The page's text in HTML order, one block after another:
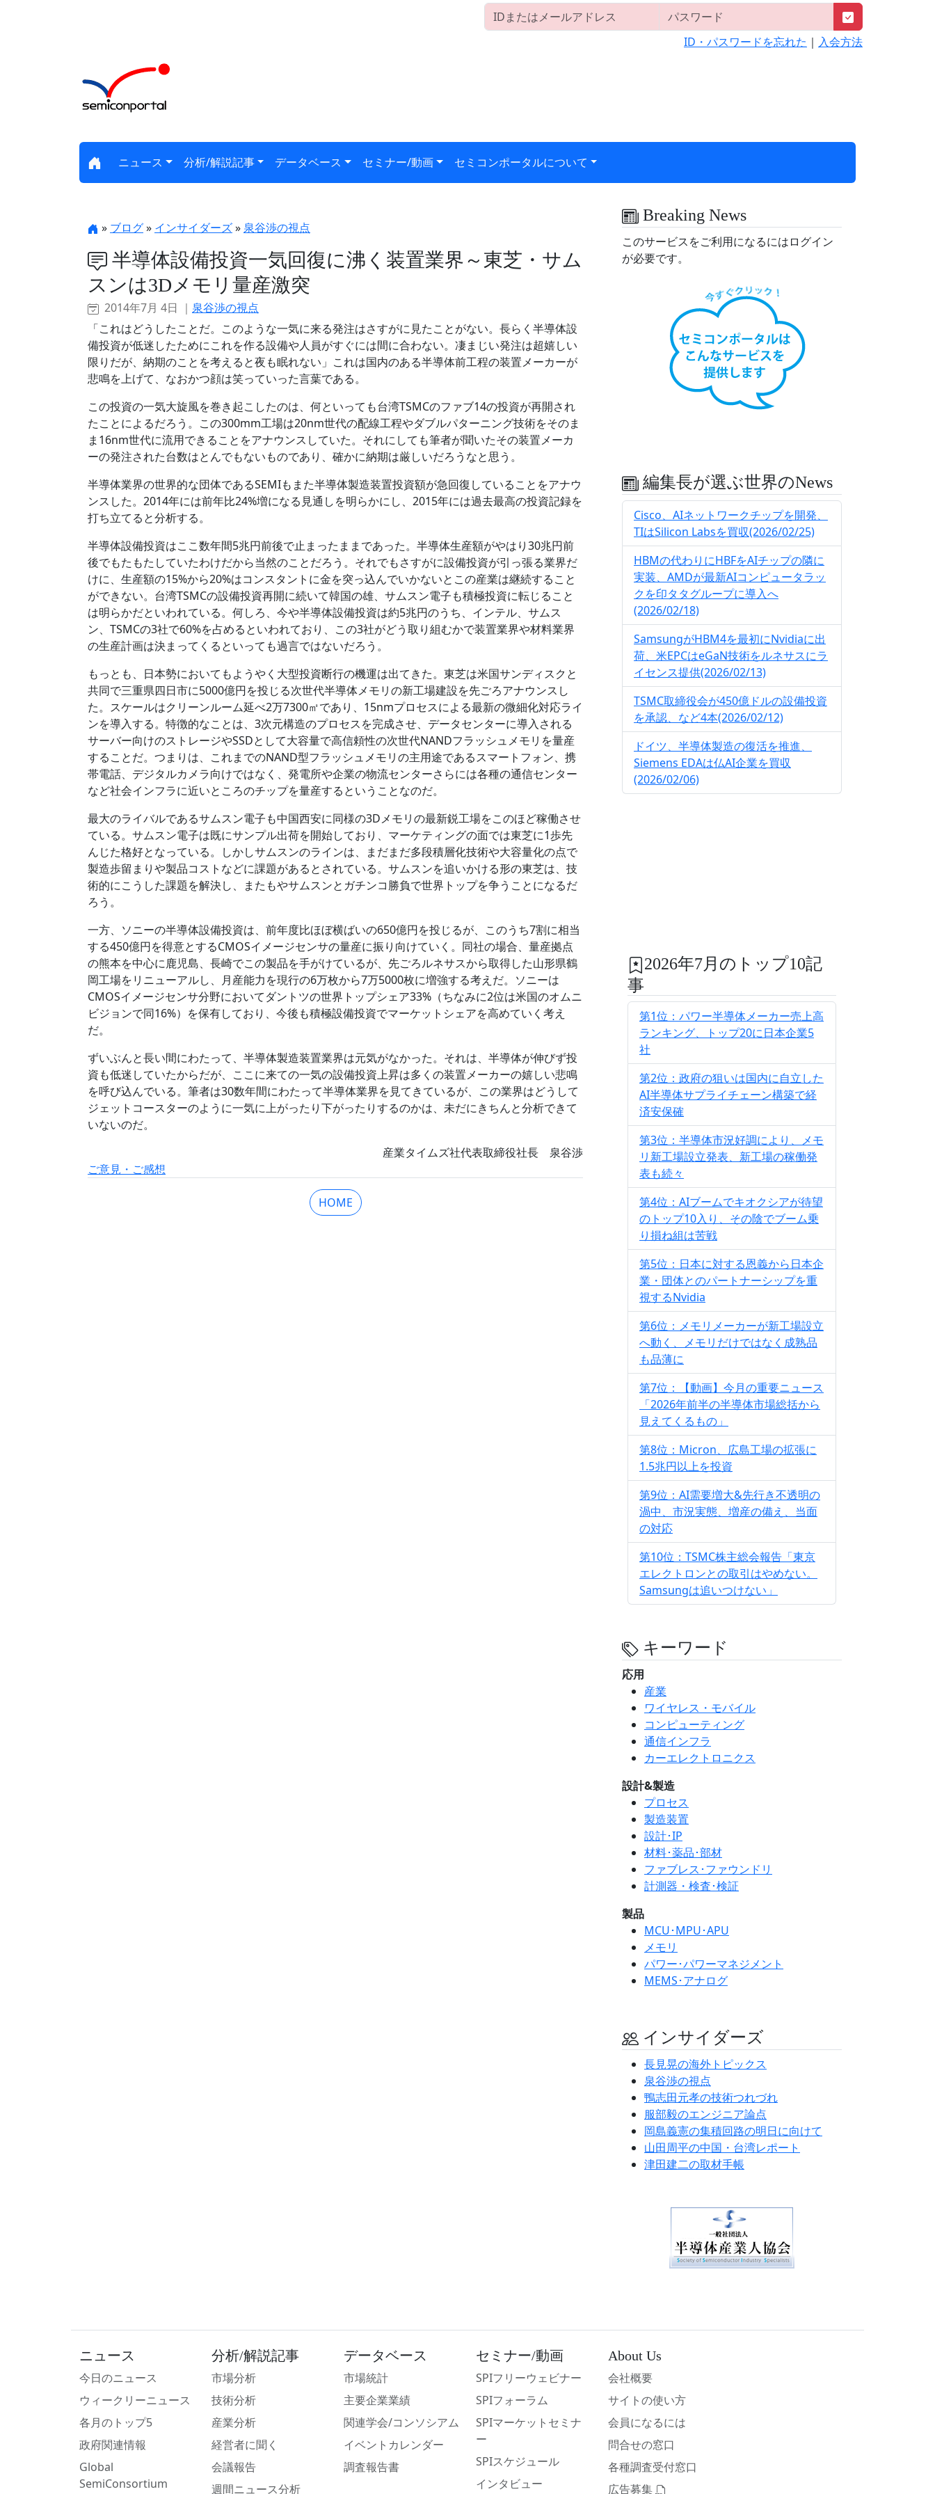
ID・パスワードを忘れた ｜ 入会方法
ニュース 分析/解説記事 データベース セミナー/動画 セミコンポータルについて
» ブログ» インサイダーズ» 泉谷渉の視点
半導体設備投資一気回復に沸く装置業界～東芝・サム
スンは3Dメモリ量産激突
2014年7月 4日 ｜ 泉谷渉の視点
「これはどうしたことだ。このような一気に来る発注はさすがに見たことがない。長らく半導体設
備投資が低迷したためにこれを作る設備や人員がすぐには間に合わない。凄まじい発注は超嬉しい
限りだが、納期のことを考えると夜も眠れない」これは国内のある半導体前工程の装置メーカーが
悲鳴を上げて、なおかつ顔は笑っていった言葉である。
この投資の一気大旋風を巻き起こしたのは、何といっても台湾TSMCのファブ14の投資が再開され
たことによるだろう。この300mm工場は20nm世代の配線工程やダブルパターニング技術をそのま
ま16nm世代に流用できることをアナウンスしていた。それにしても筆者が聞いたその装置メーカ
ーの発注された台数はとんでもないものであり、確かに納期は厳しいだろうなと思う。
半導体業界の世界的な団体であるSEMIもまた半導体製造装置投資額が急回復していることをアナウ
ンスした。2014年には前年比24%増になる見通しを明らかにし、2015年には過去最高の投資記録を
打ち立てると分析する。
半導体設備投資はここ数年間5兆円前後で止まったままであった。半導体生産額がやはり30兆円前
後でもたもたしていたわけだから当然のことだろう。それでもさすがに設備投資が引っ張る業界だ
けに、生産額の15%から20%はコンスタントに金を突っ込んでいかないとこの産業は継続すること
ができない。台湾TSMCの設備投資再開に続いて韓国の雄、サムスン電子も積極投資に転じること
は明らかだといわれている。何しろ、今や半導体設備投資は約5兆円のうち、インテル、サムス
ン、TSMCの3社で60%を占めるといわれており、この3社がどう取り組むかで装置業界や材料業界
の生産計画は決まってくるといっても過言ではないだろう。
もっとも、日本勢においてもようやく大型投資断行の機運は出てきた。東芝は米国サンディスクと
共同で三重県四日市に5000億円を投じる次世代半導体メモリの新工場建設を先ごろアナウンスし
た。スケールはクリーンルーム延べ2万7300㎡であり、15nmプロセスによる最新の微細化対応ライ
ンを導入する。特徴的なことは、3次元構造のプロセスを完成させ、データセンターに導入される
サーバー向けのストレージやSSDとして大容量で高信頼性の次世代NANDフラッシュメモリを量産
することだ。つまりは、これまでのNAND型フラッシュメモリの主用途であるスマートフォン、携
帯電話、デジタルカメラ向けではなく、発電所や企業の物流センターさらには各種の通信センター
など社会インフラに近いところのチップを量産するということなのだ。
最大のライバルであるサムスン電子も中国西安に同様の3Dメモリの最新鋭工場をこのほど稼働させ
ている。サムスン電子は既にサンプル出荷を開始しており、マーケティングの面では東芝に1歩先
んじた格好となっている。しかしサムスンのラインは、まだまだ多段積層化技術や大容量化の点で
製造歩留まりや製品コストなどに課題があるとされている。サムスンを追いかける形の東芝は、技
術的にこうした課題を解決し、またもやサムスンとガチンコ勝負で世界トップを争うことになるだ
ろう。
一方、ソニーの半導体設備投資は、前年度比ほぼ横ばいの650億円を投じるが、このうち7割に相当
する450億円を得意とするCMOSイメージセンサの量産に振り向けていく。同社の場合、量産拠点
の熊本を中心に鹿児島、長崎でこの製品を手がけているが、先ごろルネサスから取得した山形県鶴
岡工場をリニューアルし、月産能力を現行の6万枚から7万5000枚に増強する考えだ。ソニーは
CMOSイメージセンサ分野においてダントツの世界トップシェア33%（ちなみに2位は米国のオムニ
ビジョンで同16%）を保有しており、今後も積極設備投資でマーケットシェアを高めていく考え
だ。
ずいぶんと長い間にわたって、半導体製造装置業界は元気がなかった。それは、半導体が伸びず投
資も低迷していたからだが、ここに来ての一気の設備投資上昇は多くの装置メーカーの嬉しい悲鳴
を呼び込んでいる。筆者は30数年間にわたって半導体業界を見てきているが、この業界はどうして
ジェットコースターのように一気に上がったり下がったりするのかは、未だにきちんと分析できて
いないのだ。
産業タイムズ社代表取締役社長 泉谷渉
ご意見・ご感想
HOME
Breaking News
このサービスをご利用になるにはログイン
が必要です。
編集長が選ぶ世界のNews
Cisco、AIネットワークチップを開発、
TIはSilicon Labsを買収(2026/02/25)
HBMの代わりにHBFをAIチップの隣に
実装、AMDが最新AIコンピュータラッ
クを印タタグループに導入へ
(2026/02/18)
SamsungがHBM4を最初にNvidiaに出
荷、米EPCはeGaN技術をルネサスにラ
イセンス提供(2026/02/13)
TSMC取締役会が450億ドルの設備投資
を承認、など4本(2026/02/12)
ドイツ、半導体製造の復活を推進、
Siemens EDAは仏AI企業を買収
(2026/02/06)
2026年7月のトップ10記
事
第1位：パワー半導体メーカー売上高
ランキング、トップ20に日本企業5
社
第2位：政府の狙いは国内に自立した
AI半導体サプライチェーン構築で経
済安保確
第3位：半導体市況好調により、メモ
リ新工場設立発表、新工場の稼働発
表も続々
第4位：AIブームでキオクシアが待望
のトップ10入り、その陰でブーム乗
り損ね組は苦戦
第5位：日本に対する恩義から日本企
業・団体とのパートナーシップを重
視するNvidia
第6位：メモリメーカーが新工場設立
へ動く、メモリだけではなく成熟品
も品薄に
第7位：【動画】今月の重要ニュース
「2026年前半の半導体市場総括から
見えてくるもの」
第8位：Micron、広島工場の拡張に
1.5兆円以上を投資
第9位：AI需要増大&先行き不透明の
渦中、市況実態、増産の備え、当面
の対応
第10位：TSMC株主総会報告「東京
エレクトロンとの取引はやめない。
Samsungは追いつけない」
キーワード
応用
産業
ワイヤレス・モバイル
コンピューティング
通信インフラ
カーエレクトロニクス
設計&製造
プロセス
製造装置
設計･IP
材料･薬品･部材
ファブレス･ファウンドリ
計測器・検査･検証
製品
MCU･MPU･APU
メモリ
パワー･パワーマネジメント
MEMS･アナログ
インサイダーズ
長見晃の海外トピックス
泉谷渉の視点
鴨志田元孝の技術つれづれ
服部毅のエンジニア論点
岡島義憲の集積回路の明日に向けて
山田周平の中国・台湾レポート
津田建二の取材手帳
ニュース
今日のニュース
ウィークリーニュース
各月のトップ5
政府関連情報
Global
SemiConsortium
分析/解説記事
市場分析
技術分析
産業分析
経営者に聞く
会議報告
週間ニュース分析
データベース
市場統計
主要企業業績
関連学会/コンソシアム
イベントカレンダー
調査報告書
セミナー/動画
SPIフリーウェビナー
SPIフォーラム
SPIマーケットセミナ
ー
SPIスケジュール
インタビュー
About Us
会社概要
サイトの使い方
会員になるには
問合せの窓口
各種調査受付窓口
広告募集